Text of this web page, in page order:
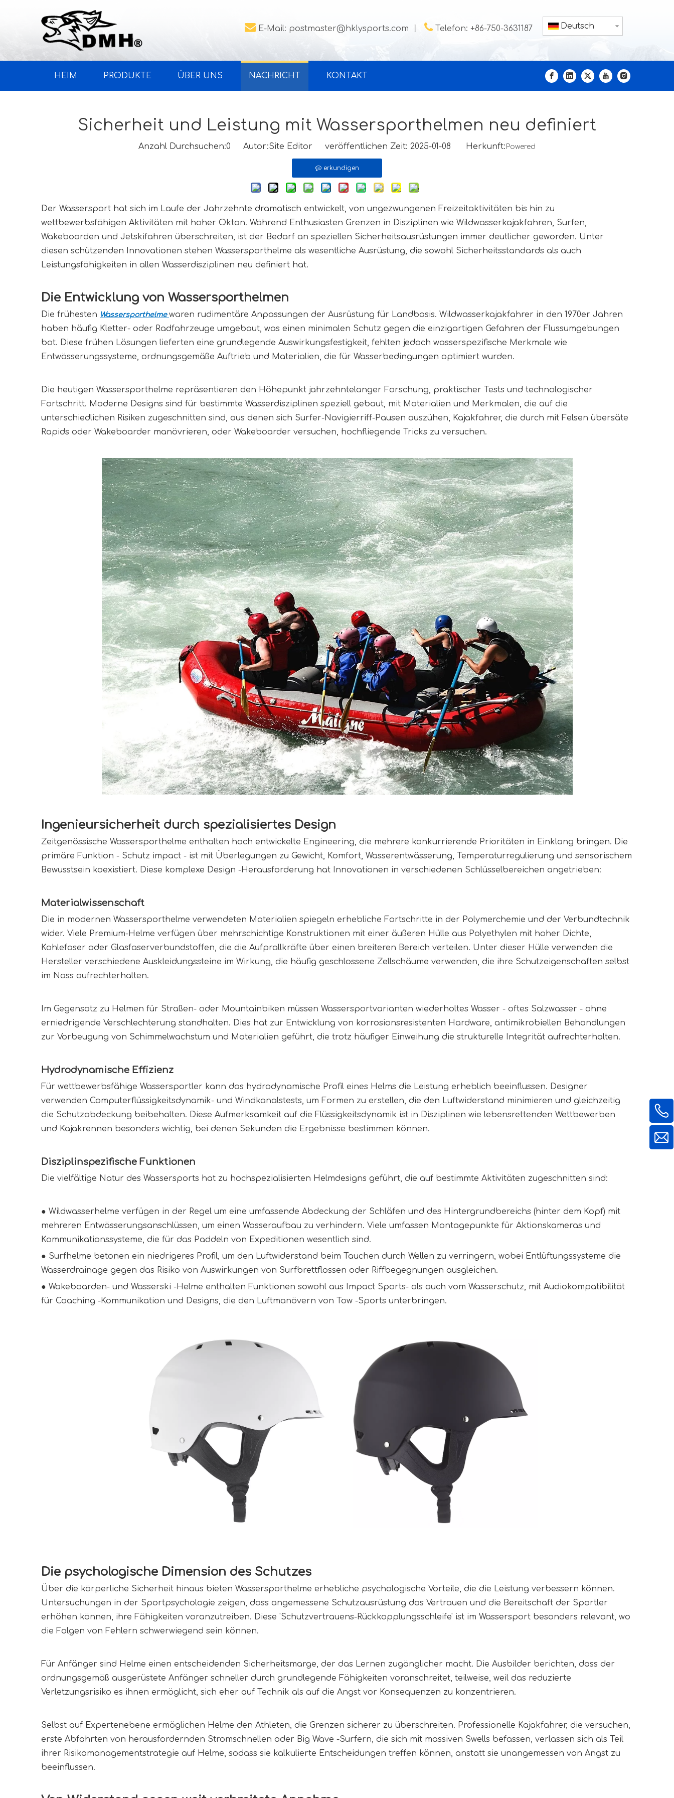
 E-Mail: postmaster@hklysports.com  Telefon: +86-750-3631187 Deutsch
HEIM PRODUKTE ÜBER UNS NACHRICHT KONTAKT
Sicherheit und Leistung mit Wassersporthelmen neu definiert
Anzahl Durchsuchen:0 Autor:Site Editor veröffentlichen Zeit: 2025-01-08 Herkunft: Powered
erkundigen
Der Wassersport hat sich im Laufe der Jahrzehnte dramatisch entwickelt, von ungezwungenen Freizeitaktivitäten bis hin zu
wettbewerbsfähigen Aktivitäten mit hoher Oktan. Während Enthusiasten Grenzen in Disziplinen wie Wildwasserkajakfahren, Surfen,
Wakeboarden und Jetskifahren überschreiten, ist der Bedarf an speziellen Sicherheitsausrüstungen immer deutlicher geworden. Unter
diesen schützenden Innovationen stehen Wassersporthelme als wesentliche Ausrüstung, die sowohl Sicherheitsstandards als auch
Leistungsfähigkeiten in allen Wasserdisziplinen neu definiert hat.
Die Entwicklung von Wassersporthelmen
Die frühesten Wassersporthelme waren rudimentäre Anpassungen der Ausrüstung für Landbasis. Wildwasserkajakfahrer in den 1970er Jahren
haben häufig Kletter- oder Radfahrzeuge umgebaut, was einen minimalen Schutz gegen die einzigartigen Gefahren der Flussumgebungen
bot. Diese frühen Lösungen lieferten eine grundlegende Auswirkungsfestigkeit, fehlten jedoch wasserspezifische Merkmale wie
Entwässerungssysteme, ordnungsgemäße Auftrieb und Materialien, die für Wasserbedingungen optimiert wurden.
Die heutigen Wassersporthelme repräsentieren den Höhepunkt jahrzehntelanger Forschung, praktischer Tests und technologischer
Fortschritt. Moderne Designs sind für bestimmte Wasserdisziplinen speziell gebaut, mit Materialien und Merkmalen, die auf die
unterschiedlichen Risiken zugeschnitten sind, aus denen sich Surfer-Navigierriff-Pausen auszühen, Kajakfahrer, die durch mit Felsen übersäte
Rapids oder Wakeboarder manövrieren, oder Wakeboarder versuchen, hochfliegende Tricks zu versuchen.
Ingenieursicherheit durch spezialisiertes Design
Zeitgenössische Wassersporthelme enthalten hoch entwickelte Engineering, die mehrere konkurrierende Prioritäten in Einklang bringen. Die
primäre Funktion - Schutz impact - ist mit Überlegungen zu Gewicht, Komfort, Wasserentwässerung, Temperaturregulierung und sensorischem
Bewusstsein koexistiert. Diese komplexe Design -Herausforderung hat Innovationen in verschiedenen Schlüsselbereichen angetrieben:
Materialwissenschaft
Die in modernen Wassersporthelme verwendeten Materialien spiegeln erhebliche Fortschritte in der Polymerchemie und der Verbundtechnik
wider. Viele Premium-Helme verfügen über mehrschichtige Konstruktionen mit einer äußeren Hülle aus Polyethylen mit hoher Dichte,
Kohlefaser oder Glasfaserverbundstoffen, die die Aufprallkräfte über einen breiteren Bereich verteilen. Unter dieser Hülle verwenden die
Hersteller verschiedene Auskleidungssteine ​​im Wirkung, die häufig geschlossene Zellschäume verwenden, die ihre Schutzeigenschaften selbst
im Nass aufrechterhalten.
Im Gegensatz zu Helmen für Straßen- oder Mountainbiken müssen Wassersportvarianten wiederholtes Wasser - oftes Salzwasser - ohne
erniedrigende Verschlechterung standhalten. Dies hat zur Entwicklung von korrosionsresistenten Hardware, antimikrobiellen Behandlungen
zur Vorbeugung von Schimmelwachstum und Materialien geführt, die trotz häufiger Einweihung die strukturelle Integrität aufrechterhalten.
Hydrodynamische Effizienz
Für wettbewerbsfähige Wassersportler kann das hydrodynamische Profil eines Helms die Leistung erheblich beeinflussen. Designer
verwenden Computerflüssigkeitsdynamik- und Windkanalstests, um Formen zu erstellen, die den Luftwiderstand minimieren und gleichzeitig
die Schutzabdeckung beibehalten. Diese Aufmerksamkeit auf die Flüssigkeitsdynamik ist in Disziplinen wie lebensrettenden Wettbewerben
und Kajakrennen besonders wichtig, bei denen Sekunden die Ergebnisse bestimmen können.
Disziplinspezifische Funktionen
Die vielfältige Natur des Wassersports hat zu hochspezialisierten Helmdesigns geführt, die auf bestimmte Aktivitäten zugeschnitten sind:
● Wildwasserhelme verfügen in der Regel um eine umfassende Abdeckung der Schläfen und des Hintergrundbereichs (hinter dem Kopf) mit
mehreren Entwässerungsanschlüssen, um einen Wasseraufbau zu verhindern. Viele umfassen Montagepunkte für Aktionskameras und
Kommunikationssysteme, die für das Paddeln von Expeditionen wesentlich sind.
● Surfhelme betonen ein niedrigeres Profil, um den Luftwiderstand beim Tauchen durch Wellen zu verringern, wobei Entlüftungssysteme die
Wasserdrainage gegen das Risiko von Auswirkungen von Surfbrettflossen oder Riffbegegnungen ausgleichen.
● Wakeboarden- und Wasserski -Helme enthalten Funktionen sowohl aus Impact Sports- als auch vom Wasserschutz, mit Audiokompatibilität
für Coaching -Kommunikation und Designs, die den Luftmanövern von Tow -Sports unterbringen.
Die psychologische Dimension des Schutzes
Über die körperliche Sicherheit hinaus bieten Wassersporthelme erhebliche psychologische Vorteile, die die Leistung verbessern können.
Untersuchungen in der Sportpsychologie zeigen, dass angemessene Schutzausrüstung das Vertrauen und die Bereitschaft der Sportler
erhöhen können, ihre Fähigkeiten voranzutreiben. Diese 'Schutzvertrauens-Rückkopplungsschleife' ist im Wassersport besonders relevant, wo
die Folgen von Fehlern schwerwiegend sein können.
Für Anfänger sind Helme einen entscheidenden Sicherheitsmarge, der das Lernen zugänglicher macht. Die Ausbilder berichten, dass der
ordnungsgemäß ausgerüstete Anfänger schneller durch grundlegende Fähigkeiten voranschreitet, teilweise, weil das reduzierte
Verletzungsrisiko es ihnen ermöglicht, sich eher auf Technik als auf die Angst vor Konsequenzen zu konzentrieren.
Selbst auf Expertenebene ermöglichen Helme den Athleten, die Grenzen sicherer zu überschreiten. Professionelle Kajakfahrer, die versuchen,
erste Abfahrten von herausfordernden Stromschnellen oder Big Wave -Surfern, die sich mit massiven Swells befassen, verlassen sich als Teil
ihrer Risikomanagementstrategie auf Helme, sodass sie kalkulierte Entscheidungen treffen können, anstatt sie unangemessen von Angst zu
beeinflussen.